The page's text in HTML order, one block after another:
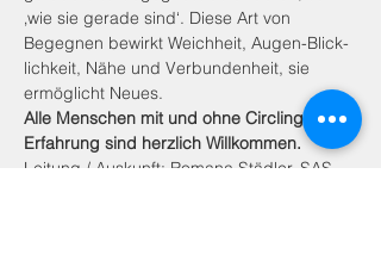
‚wie sie gerade sind‘. Diese Art von
Begegnen bewirkt Weichheit, Augen-Blick-
lichkeit, Nähe und Verbundenheit, sie
ermöglicht Neues.
Alle Menschen mit und ohne Circling-
Erfahrung sind herzlich Willkommen.
Leitung / Auskunft: Romana Städler, SAS